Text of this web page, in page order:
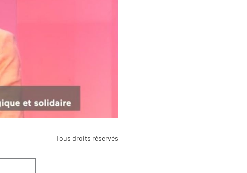
Tous droits réservés